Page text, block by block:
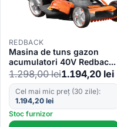
REDBACK
Masina de tuns gazon
acumulatori 40V Redback
E148C, 470mm, 60L, reglaj
central
1.298,00lei1.194,20 lei
Cel mai mic preț (30 zile):
1.194,20 lei
Stoc furnizor